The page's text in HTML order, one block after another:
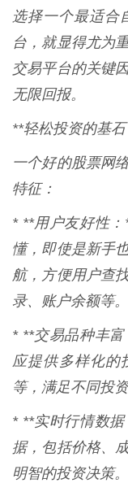
选择一个最适合
台，就显得尤为
交易平台的关键
无限回报。
**轻松投资的基
一个好的股票网
特征：
* **用户友好性
懂，即使是新手
航，方便用户查
录、账户余额等。
* **交易品种丰
应提供多样化的
等，满足不同投
* **实时行情数
据，包括价格、
明智的投资决策。